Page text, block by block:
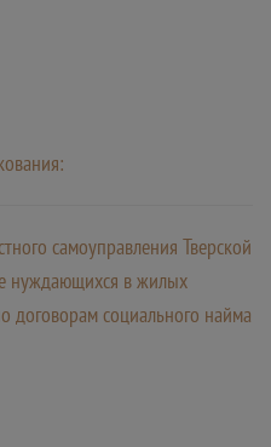
самоуправления Тверской
нуждающихся в жилых
договорам социального найма